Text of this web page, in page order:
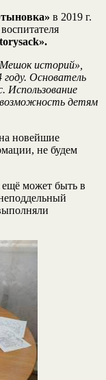
в 2019 г.
историй»,
Основатель
Использование
возможность детям
новейшие
не будем
может быть в